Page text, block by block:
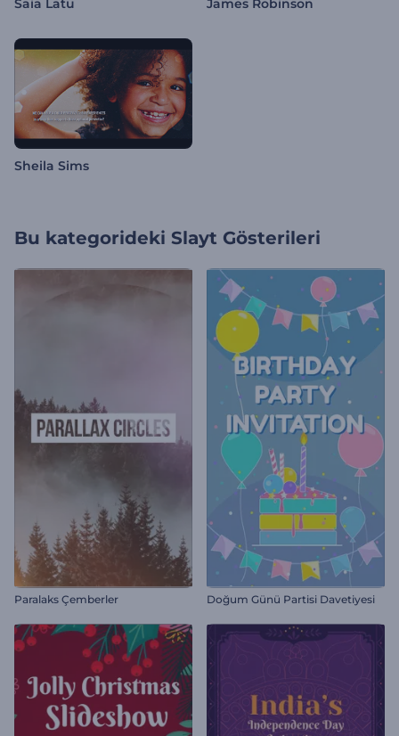
Saia Latu James Robinson
Sheila Sims
Bu kategorideki Slayt Gösterileri
Paralaks Çemberler Doğum Günü Partisi Davetiyesi